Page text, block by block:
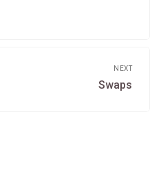
NEXT
Swaps